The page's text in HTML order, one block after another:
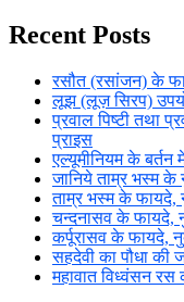
Recent Posts
रसौत (रसांजन) के
लूझ (लूज़ सिरप)
प्रवाल पिष्टी तथा
प्राइस
एल्यूमीनियम के बर्तन
जानिये ताम्र भस्म
ताम्र भस्म के फायदे,
चन्दनासव के फायदे,
कर्पूरासव के फायदे,
सहदेवी का पौधा की
महावात विध्वंसन रस